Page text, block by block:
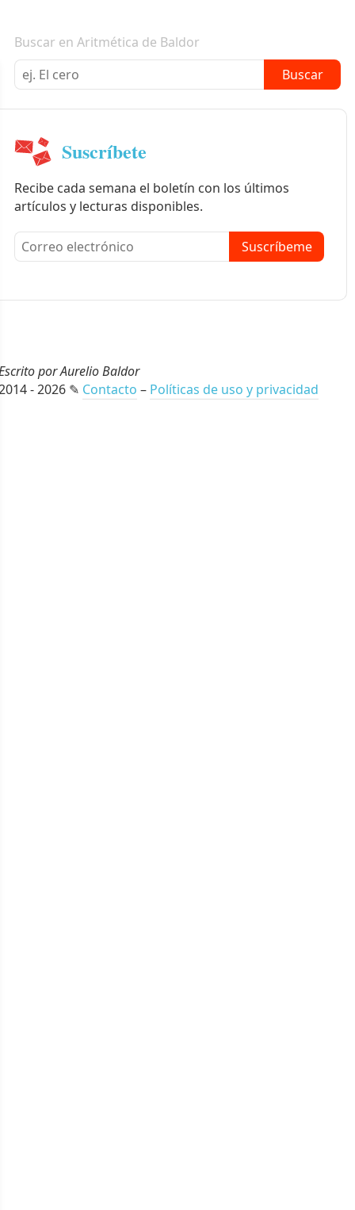
informativo
Buscar en Aritmética de Baldor
Buscar
Suscríbete
Recibe cada semana el boletín con los últimos
artículos y lecturas disponibles.
Suscríbeme
por Aurelio Baldor
- 2026 ✎ Contacto – Políticas de uso y privacidad